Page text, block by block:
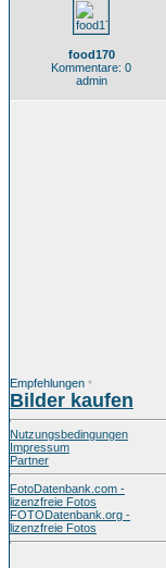
food170
Kommentare: 0
admin
Empfehlungen *
Bilder kaufen
Nutzungsbedingungen
Impressum
Partner
FotoDatenbank.com -
lizenzfreie Fotos
FOTODatenbank.org -
lizenzfreie Fotos